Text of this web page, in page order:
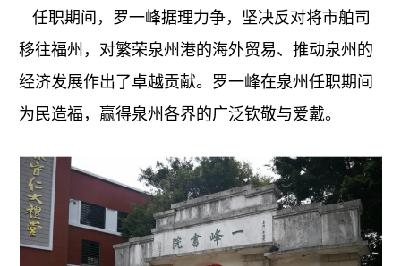
任职期间，罗一峰据理力争，坚决反对将市舶司
移往福州，对繁荣泉州港的海外贸易、推动泉州的
经济发展作出了卓越贡献。罗一峰在泉州任职期间
为民造福，赢得泉州各界的广泛钦敬与爱戴。